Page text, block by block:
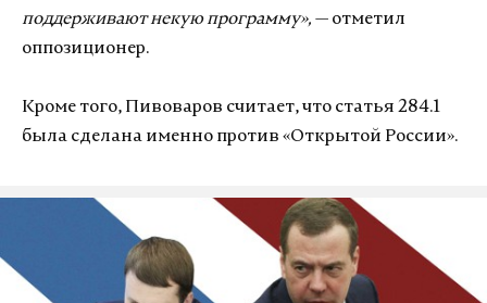
поддерживают некую программу», — отметил
оппозиционер.
Кроме того, Пивоваров считает, что статья 284.1
была сделана именно против «Открытой России».